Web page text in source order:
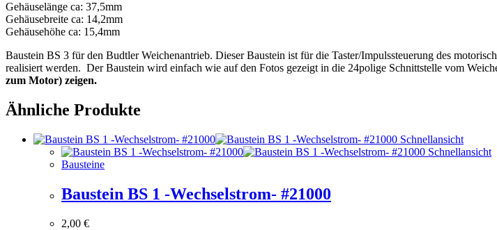
Gehäuselänge ca: 37,5mm
Gehäusebreite ca: 14,2mm
Gehäusehöhe ca: 15,4mm
Baustein BS 3 für den Budtler Weichenantrieb. Dieser Baustein ist für die Taster/Impulssteuerung des
realisiert werden. Der Baustein wird einfach wie auf den Fotos gezeigt in die 24polige Schnittstelle vom
zum Motor) zeigen.
Ähnliche Produkte
Schnellansicht
Schnellansicht
Bausteine
Baustein BS 1 -Wechselstrom- #21000
2,00 €